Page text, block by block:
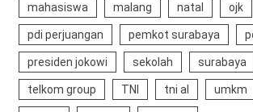
mahasiswa malang natal ojk
pdi perjuangan pemkot surabaya
presiden jokowi sekolah surabaya
telkom group TNI tni al umkm